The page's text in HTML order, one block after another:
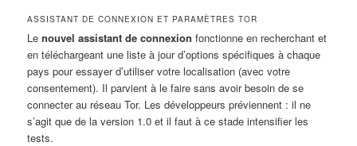
ASSISTANT DE CONNEXION ET PARAMÈTRES TOR
Lenouvel assistant de connexion fonctionne en recherchant et
en téléchargeant une liste à jour d’options spécifiques à chaque
pays pour essayer d’utiliser votre localisation (avec votre
consentement). Il parvient à le faire sans avoir besoin de se
connecter au réseau Tor. Les développeurs préviennent : il ne
s’agit que de la version 1.0 et il faut à ce stade intensifier les
tests.